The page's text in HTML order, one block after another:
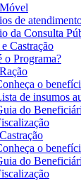
de
da Consulta
Castração
o Programa?
o
de insumos
do
o
do